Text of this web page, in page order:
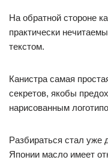
На обратной стороне
практически
текстом.
Канистра самая
секретов, якобы
нарисованным
Разбираться стал уже
Японии масло имеет